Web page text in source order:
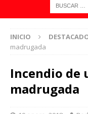
INICIO
madrugada
Incendio de
madrugada